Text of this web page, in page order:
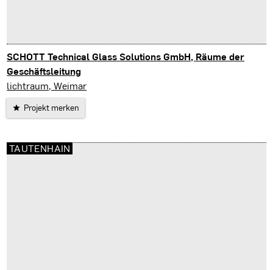
SCHOTT Technical Glass Solutions GmbH, Räume der
Geschäftsleitung
Jena
lichtraum, Weimar
Projekt merken
TAUTENHAIN